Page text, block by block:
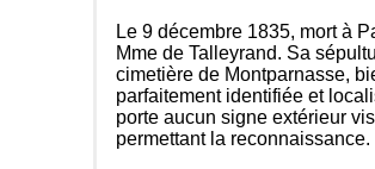
Le 9 décembre 1835, mort à
Mme de Talleyrand. Sa
cimetière de Montparnasse,
parfaitement identifiée et
porte aucun signe extérieur
permettant la reconnaissance.